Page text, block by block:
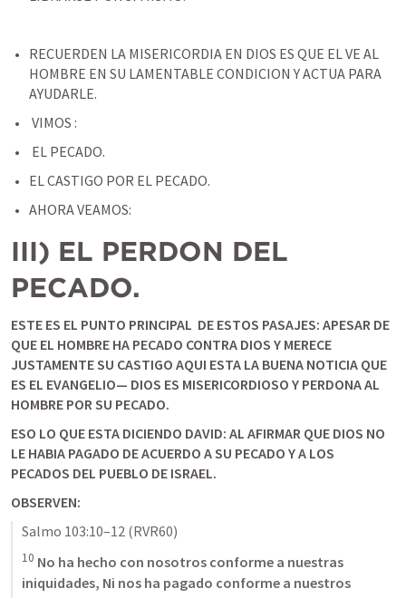
RECUERDEN LA MISERICORDIA EN DIOS ES QUE EL VE AL
HOMBRE EN SU LAMENTABLE CONDICION Y ACTUA PARA
AYUDARLE.
VIMOS :
EL PECADO.
EL CASTIGO POR EL PECADO.
AHORA VEAMOS:
III) EL PERDON DEL
PECADO.
ESTE ES EL PUNTO PRINCIPAL  DE ESTOS PASAJES: APESAR DE
QUE EL HOMBRE HA PECADO CONTRA DIOS Y MERECE
JUSTAMENTE SU CASTIGO AQUI ESTA LA BUENA NOTICIA QUE
ES EL EVANGELIO— DIOS ES MISERICORDIOSO Y PERDONA AL
HOMBRE POR SU PECADO.
ESO LO QUE ESTA DICIENDO DAVID: AL AFIRMAR QUE DIOS NO
LE HABIA PAGADO DE ACUERDO A SU PECADO Y A LOS
PECADOS DEL PUEBLO DE ISRAEL.
OBSERVEN:
Salmo 103:10–12 (RVR60)
10 No ha hecho con nosotros conforme a nuestras
iniquidades, Ni nos ha pagado conforme a nuestros